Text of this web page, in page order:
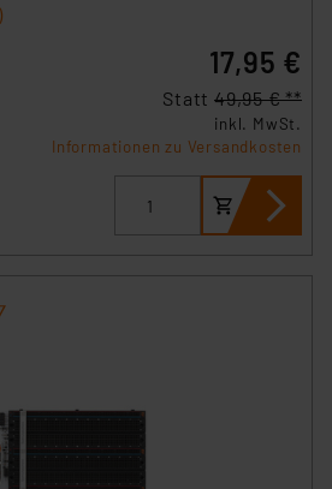
17,95 €
Statt 49,95 € **
inkl. MwSt.
Informationen zu Versandkosten